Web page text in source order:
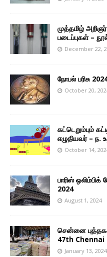
முத்தமிழ்
படைப்புகள் –
December 22,
நோபல் பரிசு
October 20,
கட்டெறும்பும்
எழுதியவர் – ந.
October 14,
பாரிஸ்
2024
August 1, 2024
சென்னை புத்தகக்
47th Chennai
January 13, 2024